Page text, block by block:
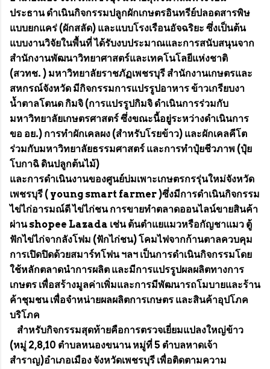
ประธาน ดำเนินกิจกรรมปลูกผักเกษตรอินทรีย์ปลอดสารพิษ
แบบยกแคร่ (ผักสลัด) และแบบโรงเรือนอัจฉริยะ ซึ่งเป็นต้น
แบบงานวิจัยในพื้นที่ ได้รับงบประมาณและการสนับสนุนจาก
สำนักงานพัฒนาวิทยาศาสตร์และเทคโนโลยีแห่งชาติ
(สวทช. ) มหาวิทยาลัยราชภัฏเพชรบุรี สำนักงานเกษตรและ
สหกรณ์จังหวัด มีกิจกรรมการแปรรูปอาหาร ข้าวเกรียบงา
น้ำตาลโตนด กิมจิ (การแปรรูปกิมจิ ดำเนินการร่วมกับ
มหาวิทยาลัยเกษตรศาสตร์ ซึ่งขณะนี้อยู่ระหว่างดำเนินการ
ขอ อย.) การทำผักเคลผง (สำหรับโรยข้าว) และผักเคลคีโต
ร่วมกับมหาวิทยาลัยธรรมศาสตร์ และการทำปุ๋ยชีวภาพ (ปุ๋ย
โบกาฉิ ดินปลูกต้นไม้)
และการดำเนินงานของศูนย์บ่มเพาะเกษตรกรรุ่นใหม่จังหวัด
เพชรบุรี ( young smart farmer )ซึ่งมีการดำเนินกิจกรรม
ไข่ไก่อารมณ์ดี ไข่ไก่ชน การขายทำตลาดออนไลน์ขายสินค้า
ผ่าน shopee Lazada เช่น ต้นตำแยแมวหรือกัญชาแมว ตู้
ฟักไข่ไก่จากลังโฟม (ฟักไก่ชน) โคมไฟจากก้านตาลควบคุม
การเปิดปิดด้วยสมาร์ทโฟน ฯลฯ เป็นการดำเนินกิจกรรมโดย
ใช้หลักตลาดนำการผลิต และมีการแปรรูปผลผลิตทางการ
เกษตร เพื่อสร้างมูลค่าเพิ่มและการมีพัฒนารถโมบายและร้าน
ค้าชุมชน เพื่อจำหน่ายผลผลิตการเกษตร และสินค้าอุปโภค
บริโภค
สำหรับกิจกรรมสุดท้ายคือการตรวจเยี่ยมแปลงใหญ่ข้าว
(หมู่ 2,8,10 ตำบลหนองขนาน หมู่ที่ 5 ตำบลหาดเจ้า
สำราญ)อำเภอเมือง จังหวัดเพชรบุรี เพื่อติดตามความ